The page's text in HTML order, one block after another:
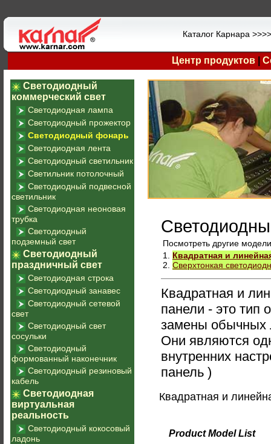
Каталог Карнара
Центр продуктов
Посмотреть другие
1. Квадратная и
2. Сверхтонкая
Квадратная и
панели - это тип
замены обычных
Они являются
внутренних
панель )
Квадратная и
Product Model List
Светодиодный
коммерческий свет
Светодиодная лампа
Светодиодный прожектор
Светодиодный фонарь
Светодиодная лента
Светодиодный светильник
Светильник потолочный
Светодиодный подвесной
светильник
Светодиодная неоновая
трубка
Светодиодный
подземный свет
Светодиодный
праздничный свет
Светодиодная строка
Светодиодный занавес
Светодиодный сетевой
свет
Светодиодный свет
сосульки
Светодиодный
формованный наконечник
Светодиодный резиновый
кабель
Светодиодная
виртуальная
реальность
Светодиодный кокосовый
ладонь